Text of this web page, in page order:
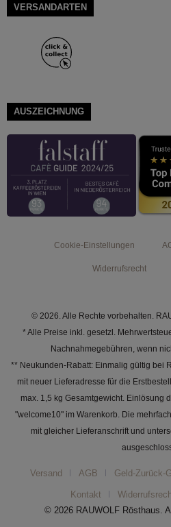
VERSANDARTEN
AUSZEICHNUNG
Cookie-Einstellungen
Widerrufsrecht
© 2026. Alle Rechte vorbehalten.
* Alle Preise inkl. gesetzl.
Nachnahmegebühren, wenn
** Neukunden-Rabatt: Einmalig gültig bei
mit neuer Lieferadresse für die
max. 1,5 kg Gesamtgewicht. Einlösung
"welcome10" im Warenkorb. Die
mit gleicher Lieferanschrift und
Versand AGB Geld-Zurück-
Kontakt
© 2026 RAUWOLF Rösthaus.